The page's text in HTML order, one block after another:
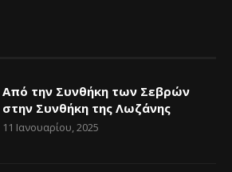
Από την Συνθήκη των Σεβρών
στην Συνθήκη της Λωζάνης
11 Ιανουαρίου, 2025